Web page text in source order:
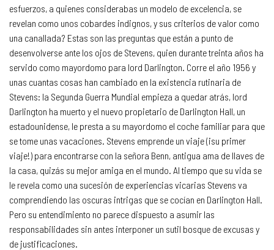
esfuerzos, a quienes considerabas un modelo de excelencia, se
revelan como unos cobardes indignos, y sus criterios de valor como
una canallada? Estas son las preguntas que están a punto de
desenvolverse ante los ojos de Stevens, quien durante treinta años ha
servido como mayordomo para lord Darlington. Corre el año 1956 y
unas cuantas cosas han cambiado en la existencia rutinaria de
Stevens: la Segunda Guerra Mundial empieza a quedar atrás, lord
Darlington ha muerto y el nuevo propietario de Darlington Hall, un
estadounidense, le presta a su mayordomo el coche familiar para que
se tome unas vacaciones. Stevens emprende un viaje (¡su primer
viaje!) para encontrarse con la señora Benn, antigua ama de llaves de
la casa, quizás su mejor amiga en el mundo. Al tiempo que su vida se
le revela como una sucesión de experiencias vicarias Stevens va
comprendiendo las oscuras intrigas que se cocían en Darlington Hall.
Pero su entendimiento no parece dispuesto a asumir las
responsabilidades sin antes interponer un sutil bosque de excusas y
de justificaciones.